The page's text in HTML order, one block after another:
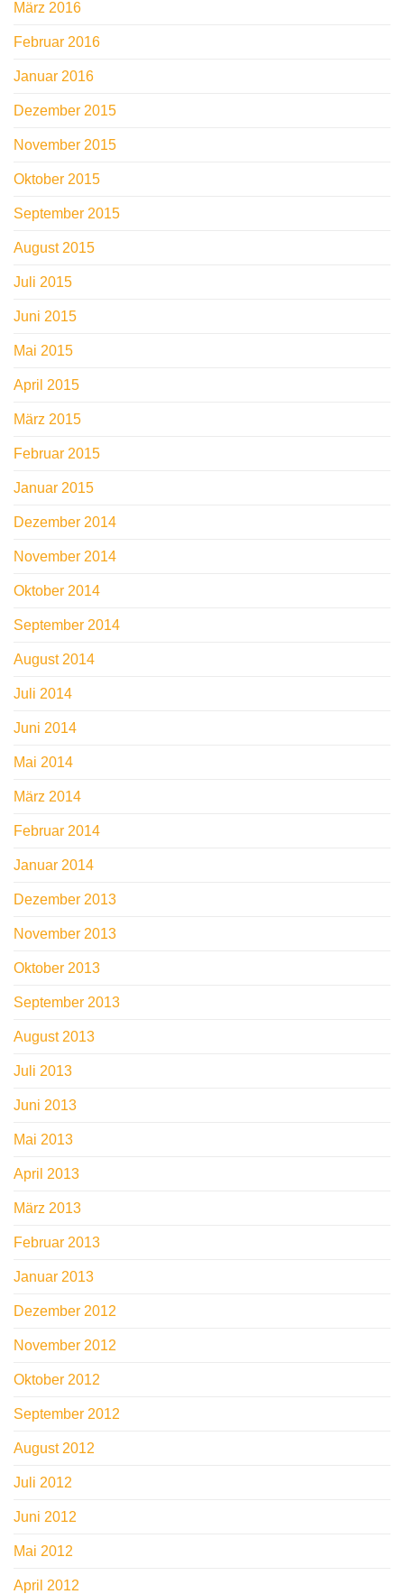
März 2016
Februar 2016
Januar 2016
Dezember 2015
November 2015
Oktober 2015
September 2015
August 2015
Juli 2015
Juni 2015
Mai 2015
April 2015
März 2015
Februar 2015
Januar 2015
Dezember 2014
November 2014
Oktober 2014
September 2014
August 2014
Juli 2014
Juni 2014
Mai 2014
März 2014
Februar 2014
Januar 2014
Dezember 2013
November 2013
Oktober 2013
September 2013
August 2013
Juli 2013
Juni 2013
Mai 2013
April 2013
März 2013
Februar 2013
Januar 2013
Dezember 2012
November 2012
Oktober 2012
September 2012
August 2012
Juli 2012
Juni 2012
Mai 2012
April 2012